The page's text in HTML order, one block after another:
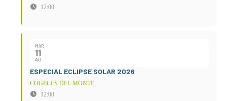
12:00
MAR
11
AG
ESPECIAL ECLIPSE SOLAR 2026
COGECES DEL MONTE
12:00